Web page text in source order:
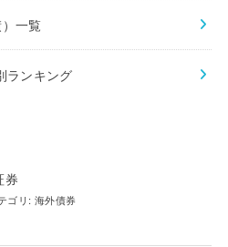
一覧
ランキング
券
ゴリ: 海外債券